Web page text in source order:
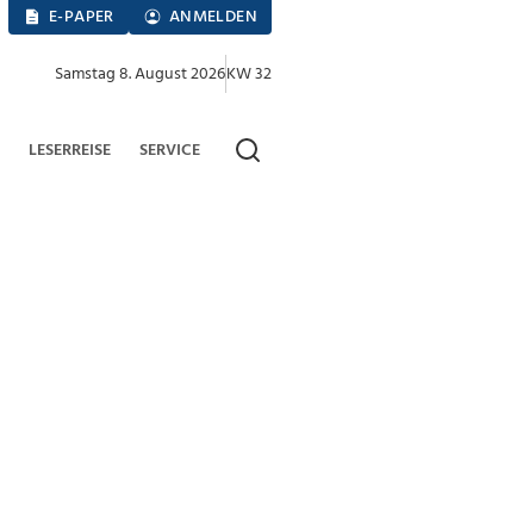
E-PAPER ANMELDEN
Samstag 8. August 2026KW 32
LESERREISE SERVICE